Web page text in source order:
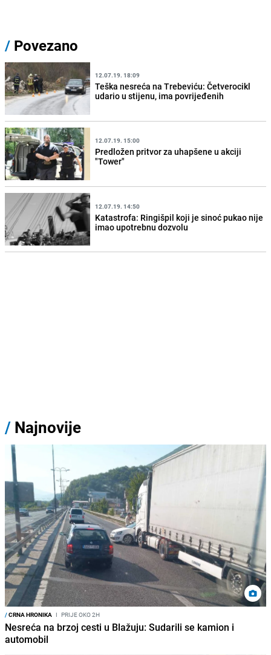
/ Povezano
12.07.19. 18:09
Teška nesreća na Trebeviću: Četverocikl
udario u stijenu, ima povrijeđenih
12.07.19. 15:00
Predložen pritvor za uhapšene u akciji
"Tower"
12.07.19. 14:50
Katastrofa: Ringišpil koji je sinoć pukao nije
imao upotrebnu dozvolu
/ Najnovije
/CRNA HRONIKA I PRIJE OKO 2H
Nesreća na brzoj cesti u Blažuju: Sudarili se kamion i
automobil